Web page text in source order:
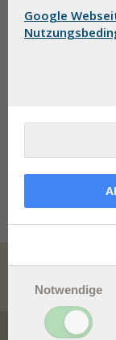
Glycerylbehenat
als Hilfsstoff für
Share
Produkte die
Google
Notwendige